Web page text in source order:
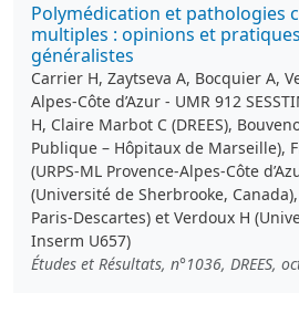
Polymédication et pathologies
multiples : opinions et
généralistes
Carrier H, Zaytseva A, Bocquier A,
Alpes-Côte d’Azur - UMR 912
H, Claire Marbot C (DREES),
Publique – Hôpitaux de Marseille),
(URPS-ML Provence-Alpes-Côte
(Université de Sherbrooke,
Paris-Descartes) et Verdoux H
Inserm U657)
Études et Résultats, n°1036, DREES,